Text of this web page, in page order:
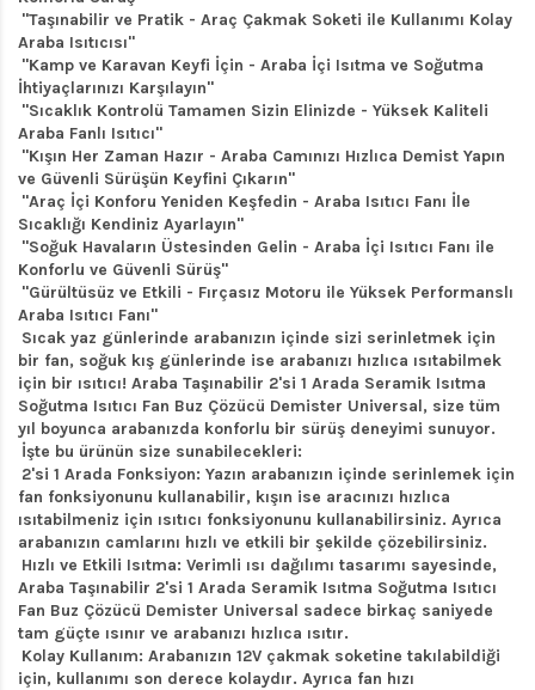
"Taşınabilir ve Pratik - Araç Çakmak Soketi ile Kullanımı Kolay
Araba Isıtıcısı"
"Kamp ve Karavan Keyfi İçin - Araba İçi Isıtma ve Soğutma
İhtiyaçlarınızı Karşılayın"
"Sıcaklık Kontrolü Tamamen Sizin Elinizde - Yüksek Kaliteli
Araba Fanlı Isıtıcı"
"Kışın Her Zaman Hazır - Araba Camınızı Hızlıca Demist Yapın
ve Güvenli Sürüşün Keyfini Çıkarın"
"Araç İçi Konforu Yeniden Keşfedin - Araba Isıtıcı Fanı İle
Sıcaklığı Kendiniz Ayarlayın"
"Soğuk Havaların Üstesinden Gelin - Araba İçi Isıtıcı Fanı ile
Konforlu ve Güvenli Sürüş"
"Gürültüsüz ve Etkili - Fırçasız Motoru ile Yüksek Performanslı
Araba Isıtıcı Fanı"
Sıcak yaz günlerinde arabanızın içinde sizi serinletmek için
bir fan, soğuk kış günlerinde ise arabanızı hızlıca ısıtabilmek
için bir ısıtıcı! Araba Taşınabilir 2'si 1 Arada Seramik Isıtma
Soğutma Isıtıcı Fan Buz Çözücü Demister Universal, size tüm
yıl boyunca arabanızda konforlu bir sürüş deneyimi sunuyor.
İşte bu ürünün size sunabilecekleri:
2'si 1 Arada Fonksiyon: Yazın arabanızın içinde serinlemek için
fan fonksiyonunu kullanabilir, kışın ise aracınızı hızlıca
ısıtabilmeniz için ısıtıcı fonksiyonunu kullanabilirsiniz. Ayrıca
arabanızın camlarını hızlı ve etkili bir şekilde çözebilirsiniz.
Hızlı ve Etkili Isıtma: Verimli ısı dağılımı tasarımı sayesinde,
Araba Taşınabilir 2'si 1 Arada Seramik Isıtma Soğutma Isıtıcı
Fan Buz Çözücü Demister Universal sadece birkaç saniyede
tam güçte ısınır ve arabanızı hızlıca ısıtır.
Kolay Kullanım: Arabanızın 12V çakmak soketine takılabildiği
için, kullanımı son derece kolaydır. Ayrıca fan hızı